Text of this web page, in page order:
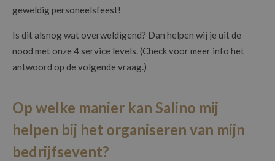
geweldig personeelsfeest!
Is dit alsnog wat overweldigend? Dan helpen wij je uit de
nood met onze 4 service levels. (Check voor meer info het
antwoord op de volgende vraag.)
Op welke manier kan Salino mij
helpen bij het organiseren van mijn
bedrijfsevent?